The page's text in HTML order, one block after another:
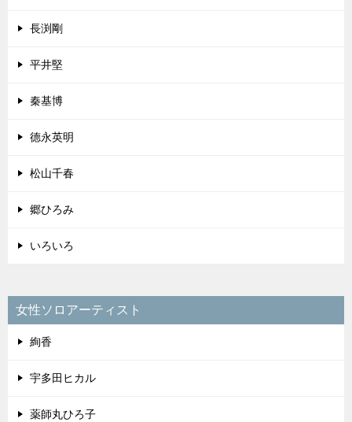
長渕剛
平井堅
秦基博
德永英明
松山千春
郷ひろみ
いろいろ
女性ソロアーティスト
絢香
宇多田ヒカル
薬師丸ひろ子